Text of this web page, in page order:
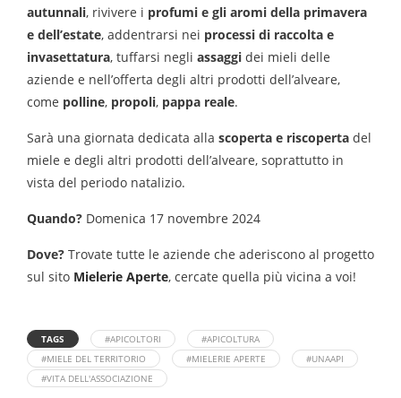
autunnali, rivivere i profumi e gli aromi della primavera
e dell’estate, addentrarsi nei processi di raccolta e
invasettatura, tuffarsi negli assaggi dei mieli delle
aziende e nell’offerta degli altri prodotti dell’alveare,
come polline, propoli, pappa reale.
Sarà una giornata dedicata alla scoperta e riscoperta del
miele e degli altri prodotti dell’alveare, soprattutto in
vista del periodo natalizio.
Quando? Domenica 17 novembre 2024
Dove? Trovate tutte le aziende che aderiscono al progetto
sul sito Mielerie Aperte, cercate quella più vicina a voi!
TAGS #APICOLTORI
#APICOLTURA
#MIELE DEL TERRITORIO
#MIELERIE APERTE
#UNAAPI
#VITA DELL'ASSOCIAZIONE